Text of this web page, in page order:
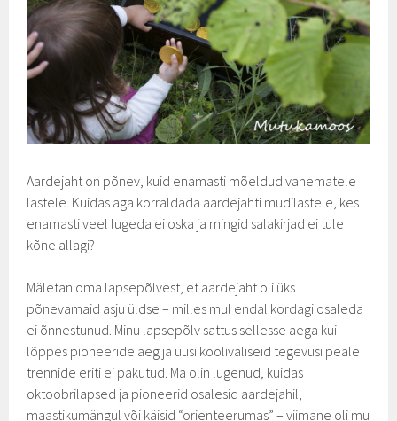
Aardejaht on põnev, kuid enamasti mõeldud vanematele
lastele. Kuidas aga korraldada aardejahti mudilastele, kes
enamasti veel lugeda ei oska ja mingid salakirjad ei tule
kõne allagi?
Mäletan oma lapsepõlvest, et aardejaht oli üks
põnevamaid asju üldse – milles mul endal kordagi osaleda
ei õnnestunud. Minu lapsepõlv sattus sellesse aega kui
lõppes pioneeride aeg ja uusi kooliväliseid tegevusi peale
trennide eriti ei pakutud. Ma olin lugenud, kuidas
oktoobrilapsed ja pioneerid osalesid aardejahil,
maastikumängul või käisid “orienteerumas” – viimane oli mu